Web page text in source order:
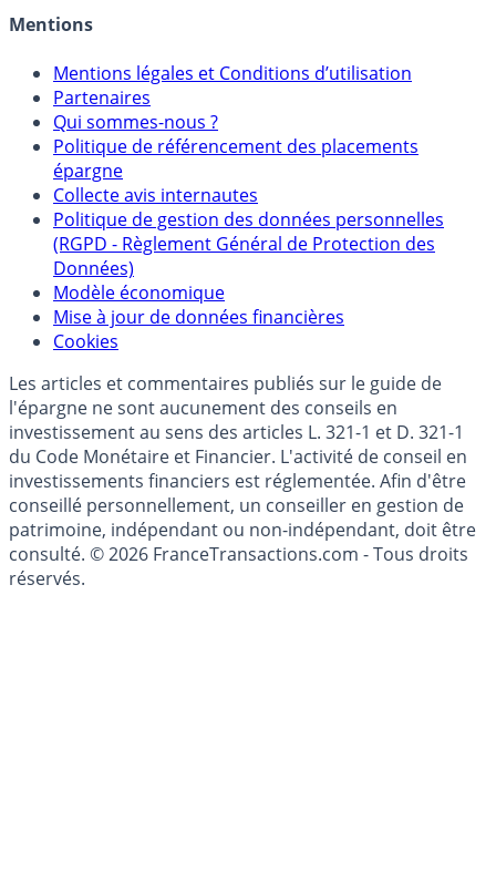
Crédit immobilier
Mentions
Mentions légales et Conditions d’utilisation
Partenaires
Qui sommes-nous ?
Politique de référencement des placements
épargne
Collecte avis internautes
Politique de gestion des données personnelles
(RGPD - Règlement Général de Protection des
Données)
Modèle économique
Cookies
Les articles et commentaires publiés sur le guide de
l'épargne ne sont aucunement des conseils en
investissement au sens des articles L. 321-1 et D. 321-1
du Code Monétaire et Financier. L'activité de conseil en
investissements financiers est réglementée. Afin d'être
conseillé personnellement, un conseiller en gestion de
patrimoine, indépendant ou non-indépendant, doit être